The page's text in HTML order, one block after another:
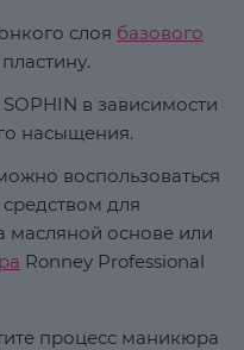
слоя базового
в зависимости
насыщения.
воспользоваться
средством для
масляной основе или
Ronney Professional
процесс маникюра